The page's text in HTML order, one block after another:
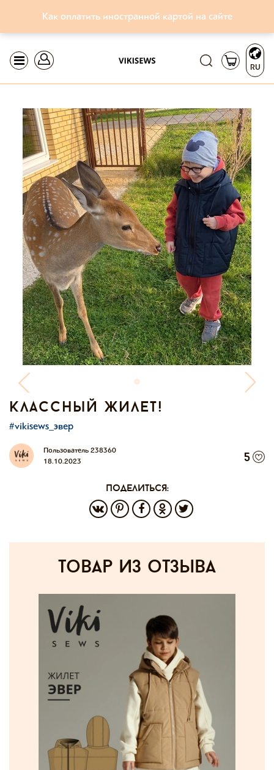
Как оплатить иностранной картой на сайте
RU
классный жилет!
#vikisews_эвер
Пользователь 238360
18.10.2023
5
поделиться:
товар из отзыва